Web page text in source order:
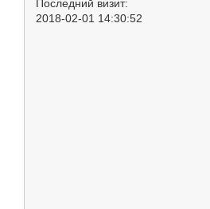
Последний визит:
2018-02-01 14:30:52